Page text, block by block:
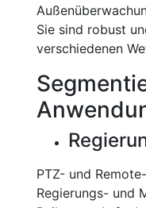
Sie sind robust
verschiedenen
PTZ- und
Regierungs- und